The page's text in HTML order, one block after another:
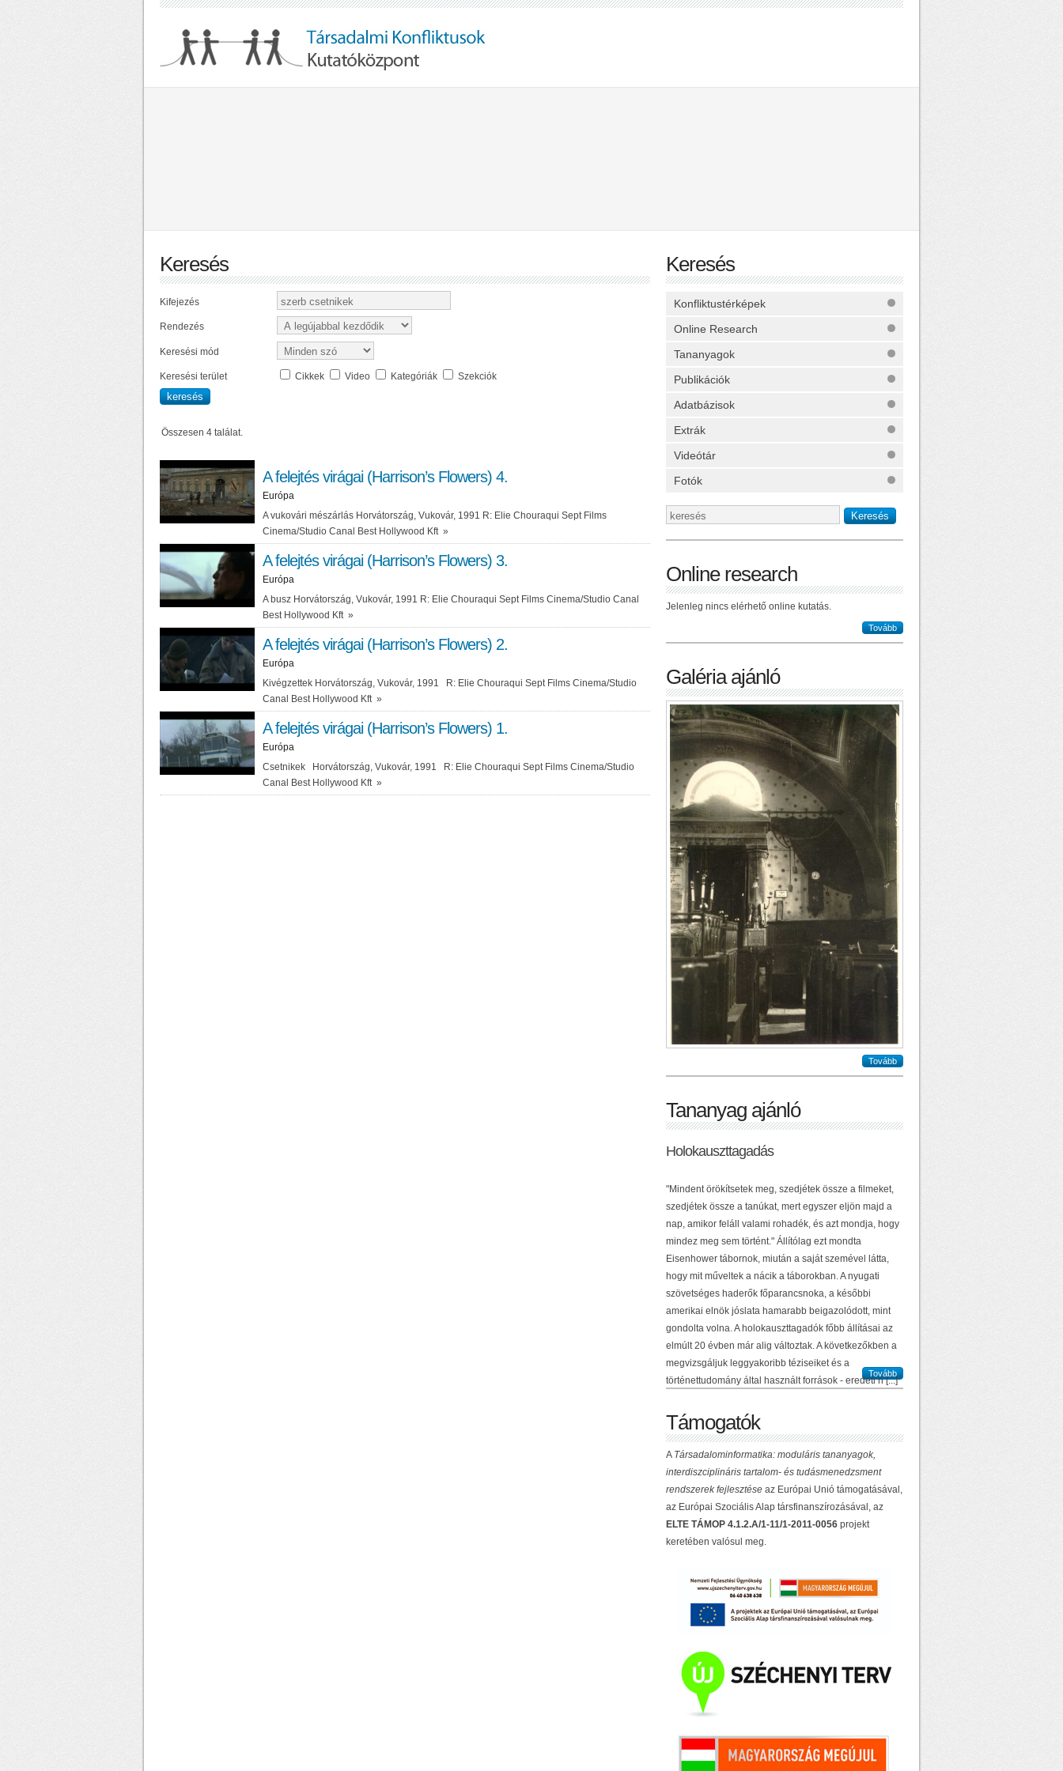
Keresés
Kifejezés
Rendezés
Keresési mód
Keresési terület Cikkek Video Kategóriák Szekciók
Összesen 4 találat.
A felejtés virágai (Harrison’s Flowers) 4.
Európa
A vukovári mészárlás Horvátország, Vukovár, 1991 R: Elie Chouraqui Sept Films
Cinema/Studio Canal Best Hollywood Kft »
A felejtés virágai (Harrison’s Flowers) 3.
Európa
A busz Horvátország, Vukovár, 1991 R: Elie Chouraqui Sept Films Cinema/Studio Canal
Best Hollywood Kft »
A felejtés virágai (Harrison’s Flowers) 2.
Európa
Kivégzettek Horvátország, Vukovár, 1991 R: Elie Chouraqui Sept Films Cinema/Studio
Canal Best Hollywood Kft »
A felejtés virágai (Harrison’s Flowers) 1.
Európa
Csetnikek Horvátország, Vukovár, 1991 R: Elie Chouraqui Sept Films Cinema/Studio
Canal Best Hollywood Kft »
Keresés
Konfliktustérképek
Online Research
Tananyagok
Publikációk
Adatbázisok
Extrák
Videótár
Fotók
Online research
Jelenleg nincs elérhető online kutatás.
Tovább
Galéria ajánló
Tovább
Tananyag ajánló
Holokauszttagadás
"Mindent örökítsetek meg, szedjétek össze a filmeket,
szedjétek össze a tanúkat, mert egyszer eljön majd a
nap, amikor feláll valami rohadék, és azt mondja, hogy
mindez meg sem történt." Állítólag ezt mondta
Eisenhower tábornok, miután a saját szemével látta,
hogy mit műveltek a nácik a táborokban. A nyugati
szövetséges haderők főparancsnoka, a későbbi
amerikai elnök jóslata hamarabb beigazolódott, mint
gondolta volna. A holokauszttagadók főbb állításai az
elmúlt 20 évben már alig változtak. A következőkben a
megvizsgáljuk leggyakoribb téziseiket és a
történettudomány által használt források - eredeti n [...]
Tovább
Támogatók
A Társadalominformatika: moduláris tananyagok,
interdiszciplináris tartalom- és tudásmenedzsment
rendszerek fejlesztése az Európai Unió támogatásával,
az Európai Szociális Alap társfinanszírozásával, az
ELTE TÁMOP 4.1.2.A/1-11/1-2011-0056 projekt
keretében valósul meg.